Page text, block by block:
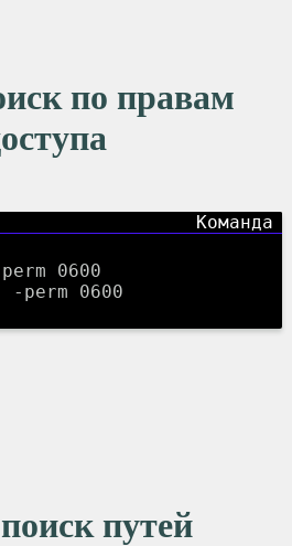
по правам
0600
0600
путей